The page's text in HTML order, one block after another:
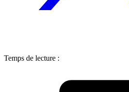
Temps de lecture :